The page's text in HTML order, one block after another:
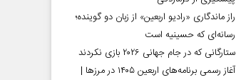
راز ماندگاری «رادیو اربعین» از زبان دو گوینده؛
رسانه‌ای که حسینیه است
ستارگانی که در جام جهانی ۲۰۲۶ بازی نکردند
آغاز رسمی برنامه‌های اربعین ۱۴۰۵ در مرز‌ها |